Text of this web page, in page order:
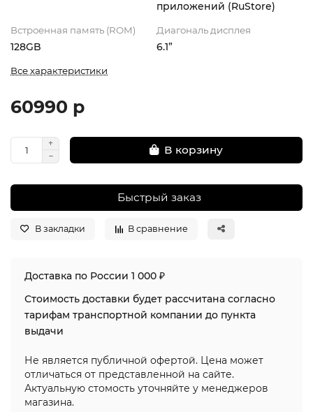
приложений (RuStore)
Встроенная память (ROM)
128GB
Диагональ дисплея
6.1”
Все характеристики
60990 р
В корзину
Быстрый заказ
В закладки В сравнение
Доставка по России 1 000 ₽
Стоимость доставки будет рассчитана согласно
тарифам транспортной компании до пункта
выдачи
Не является публичной офертой. Цена может
отличаться от представленной на сайте.
Актуальную стомость уточняйте у менеджеров
магазина.